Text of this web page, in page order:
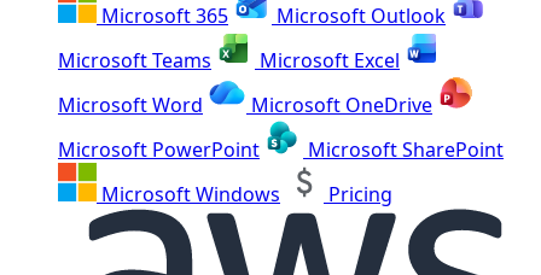
Microsoft 365
Microsoft Outlook
Microsoft Teams
Microsoft Excel
Microsoft Word
Microsoft OneDrive
Microsoft PowerPoint
Microsoft SharePoint
Microsoft Windows
Pricing